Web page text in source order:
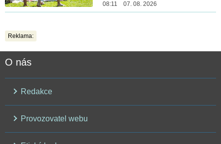
08:11 07. 08. 2026
Reklama:
O nás
Redakce
Provozovatel webu